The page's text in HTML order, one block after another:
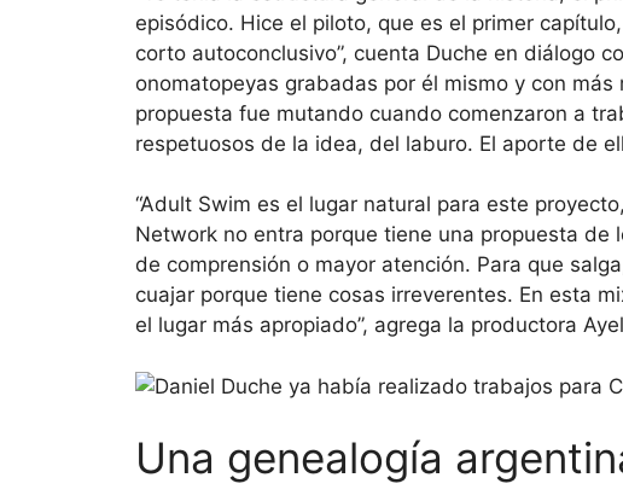
episódico. Hice el piloto, que es el primer capítulo,
corto autoconclusivo”, cuenta Duche en diálogo
onomatopeyas grabadas por él mismo y con
propuesta fue mutando cuando comenzaron a
respetuosos de la idea, del laburo. El aporte de
“Adult Swim es el lugar natural para este
Network no entra porque tiene una propuesta de
de comprensión o mayor atención. Para que
cuajar porque tiene cosas irreverentes. En esta
el lugar más apropiado”, agrega la productora
Una genealogía